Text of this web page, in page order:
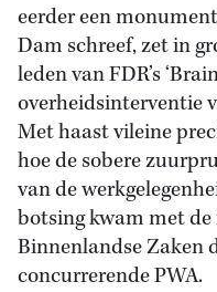
eerder een
Dam schreef, zet in
leden van FDR’s
overheidsinterventie
Met haast vileine
hoe de sobere
van de
botsing kwam met
Binnenlandse Zaken
concurrerende PWA.